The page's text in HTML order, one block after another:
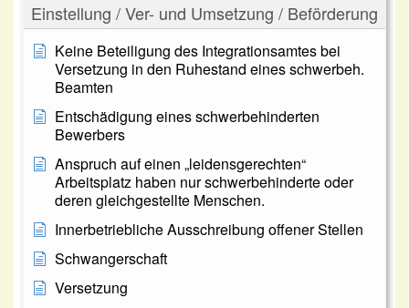
Einstellung / Ver- und Umsetzung / Beförderung
Keine Beteiligung des Integrationsamtes bei
Versetzung in den Ruhestand eines schwerbeh.
Beamten
Entschädigung eines schwerbehinderten
Bewerbers
Anspruch auf einen „leidensgerechten“
Arbeitsplatz haben nur schwerbehinderte oder
deren gleichgestellte Menschen.
Innerbetriebliche Ausschreibung offener Stellen
Schwangerschaft
Versetzung